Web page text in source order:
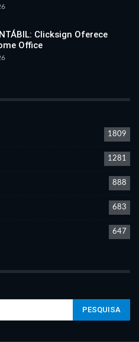
Clicksign Oferece
Office
1809
1281
888
683
647